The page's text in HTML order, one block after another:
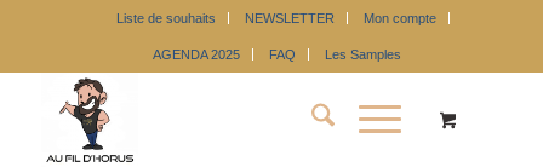
Liste de souhaits NEWSLETTER Mon compte
AGENDA 2025 FAQ Les Samples